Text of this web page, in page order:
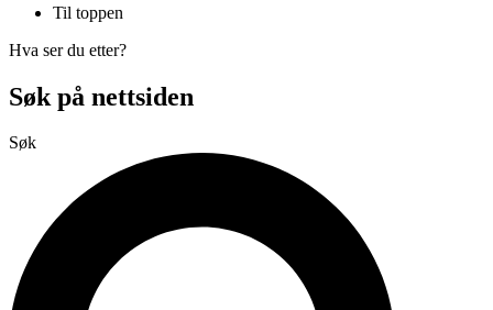
Til toppen
Hva ser du etter?
Søk på nettsiden
Søk